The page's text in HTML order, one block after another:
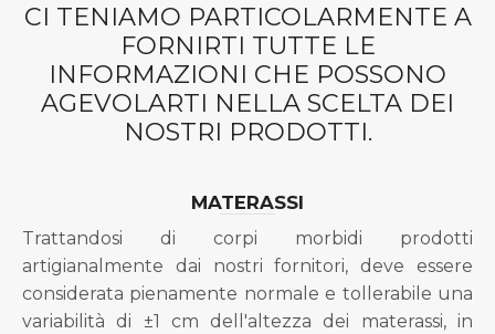
CI TENIAMO PARTICOLARMENTE A
FORNIRTI TUTTE LE
INFORMAZIONI CHE POSSONO
AGEVOLARTI NELLA SCELTA DEI
NOSTRI PRODOTTI.
MATERASSI
Trattandosi di corpi morbidi prodotti
artigianalmente dai nostri fornitori, deve essere
considerata pienamente normale e tollerabile una
variabilità di ±1 cm dell'altezza dei materassi, in